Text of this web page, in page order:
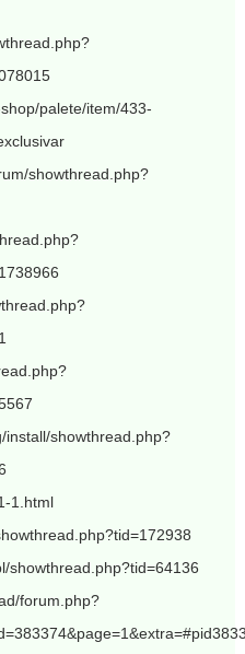
palete/item/433-
showthread.php?
install/showthread.php?
1.html
showthread.php?tid=64136
forum.php?